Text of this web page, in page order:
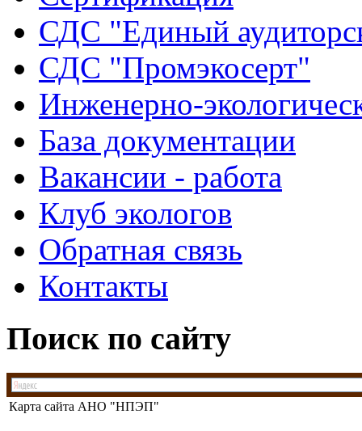
СДС "Единый
СДС "Промэкосерт"
Инженерно-
База документации
Вакансии - работа
Клуб экологов
Обратная связь
Контакты
Поиск по сайту
Карта сайта АНО "НПЭП"